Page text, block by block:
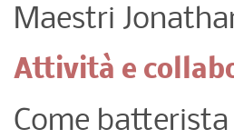
Maestri
Attività e
Come